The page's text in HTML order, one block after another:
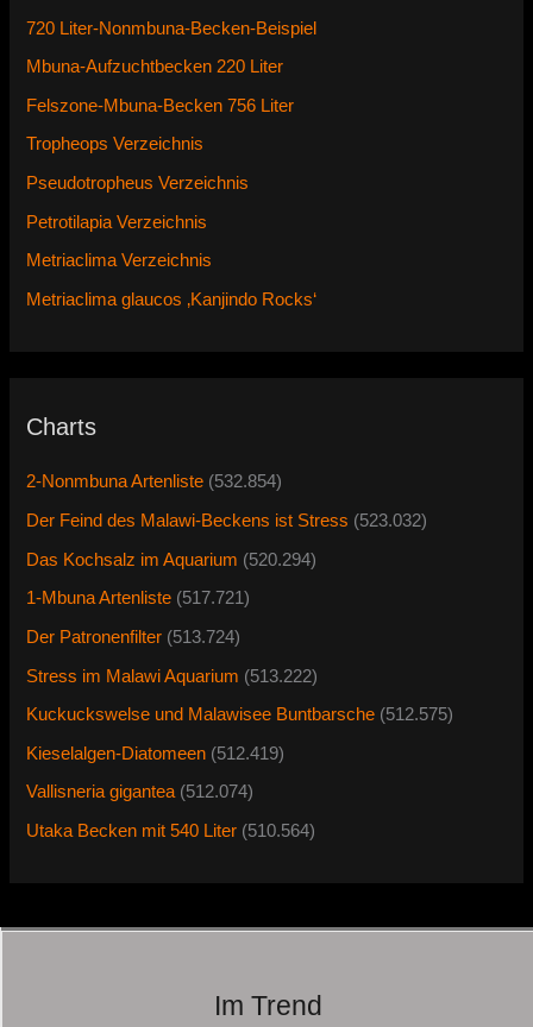
720 Liter-Nonmbuna-Becken-Beispiel
Mbuna-Aufzuchtbecken 220 Liter
Felszone-Mbuna-Becken 756 Liter
Tropheops Verzeichnis
Pseudotropheus Verzeichnis
Petrotilapia Verzeichnis
Metriaclima Verzeichnis
Metriaclima glaucos ‚Kanjindo Rocks‘
Charts
2-Nonmbuna Artenliste (532.854)
Der Feind des Malawi-Beckens ist Stress (523.032)
Das Kochsalz im Aquarium (520.294)
1-Mbuna Artenliste (517.721)
Der Patronenfilter (513.724)
Stress im Malawi Aquarium (513.222)
Kuckuckswelse und Malawisee Buntbarsche (512.575)
Kieselalgen-Diatomeen (512.419)
Vallisneria gigantea (512.074)
Utaka Becken mit 540 Liter (510.564)
Im Trend